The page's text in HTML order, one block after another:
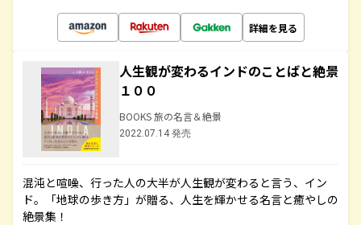
詳細を見る
人生観が変わるインドのことばと絶景
１００
BOOKS 旅の名言＆絶景
2022.07.14 発売
混沌と喧噪、行った人の大半が人生観が変わると言う、イン
ド。「地球の歩き方」が贈る、人生を輝かせる名言と癒やしの
絶景集！